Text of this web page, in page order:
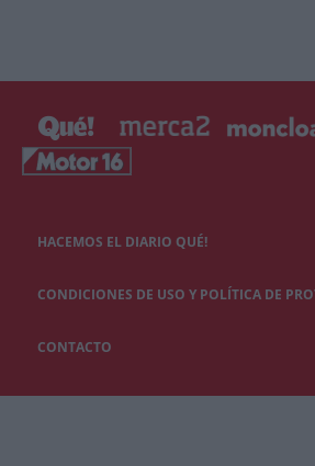
HACEMOS EL DIARIO QUÉ!
CONDICIONES DE USO Y POLÍTICA DE
CONTACTO